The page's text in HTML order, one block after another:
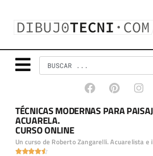
TÉCNICAS MODERNAS PARA
ACUARELA.
CURSO ONLINE
Un curso de Roberto Zangarelli. Acuarelista
